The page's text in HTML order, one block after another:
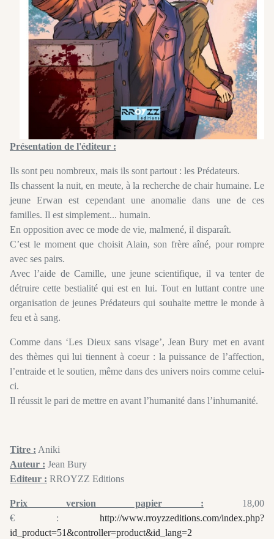
Présentation de l'éditeur :
Ils sont peu nombreux, mais ils sont partout : les Prédateurs.
Ils chassent la nuit, en meute, à la recherche de chair humaine. Le
jeune Erwan est cependant une anomalie dans une de ces
familles. Il est simplement... humain.
En opposition avec ce mode de vie, malmené, il disparaît.
C’est le moment que choisit Alain, son frère aîné, pour rompre
avec ses pairs.
Avec l’aide de Camille, une jeune scientifique, il va tenter de
détruire cette bestialité qui est en lui. Tout en luttant contre une
organisation de jeunes Prédateurs qui souhaite mettre le monde à
feu et à sang.
Comme dans ‘Les Dieux sans visage’, Jean Bury met en avant
des thèmes qui lui tiennent à coeur : la puissance de l’affection,
l’entraide et le soutien, même dans des univers noirs comme celui-
ci.
Il réussit le pari de mettre en avant l’humanité dans l’inhumanité.
Titre : Aniki
Auteur : Jean Bury
Editeur : RROYZZ Editions
Prix version papier : 18,00
€ : http://www.rroyzzeditions.com/index.php?
id_product=51&controller=product&id_lang=2